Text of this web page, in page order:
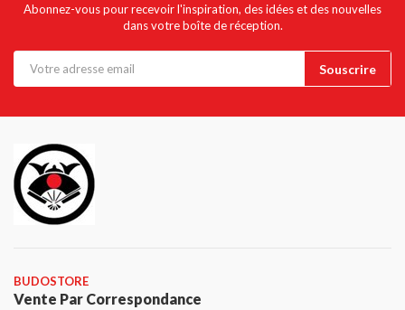
Abonnez-vous pour recevoir l'inspiration, des idées et des nouvelles
dans votre boîte de réception.
BUDOSTORE
Vente Par Correspondance